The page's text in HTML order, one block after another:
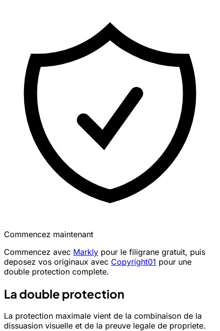
Commencez maintenant
Commencez avec Markly pour le filigrane gratuit, puis
deposez vos originaux avec Copyright01 pour une
double protection complete.
La double protection
La protection maximale vient de la combinaison de la
dissuasion visuelle et de la preuve legale de propriete.